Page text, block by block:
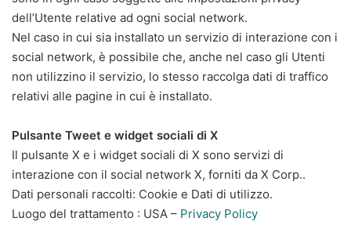
dell’Utente relative ad ogni social network.
Nel caso in cui sia installato un servizio di interazione con i
social network, è possibile che, anche nel caso gli Utenti
non utilizzino il servizio, lo stesso raccolga dati di traffico
relativi alle pagine in cui è installato.
Pulsante Tweet e widget sociali di X
Il pulsante X e i widget sociali di X sono servizi di
interazione con il social network X, forniti da X Corp..
Dati personali raccolti: Cookie e Dati di utilizzo.
Luogo del trattamento : USA – Privacy Policy